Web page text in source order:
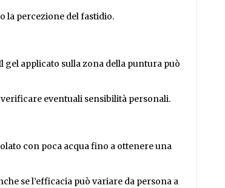
la percezione del fastidio.
gel applicato sulla zona della puntura può
eventuali sensibilità personali.
con poca acqua fino a ottenere una
se l’efficacia può variare da persona a